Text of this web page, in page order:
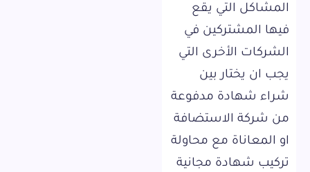
المشاكل التي يقع
فيها المشتركين في
الشركات الأخرى التي
يجب ان يختار بين
شراء شهادة مدفوعة
من شركة الاستضافة
او المعاناة مع محاولة
تركيب شهادة مجانية